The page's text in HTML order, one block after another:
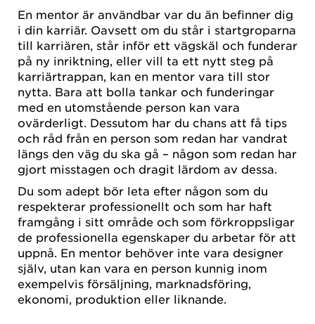
En mentor är användbar var du än befinner dig
i din karriär. Oavsett om du står i startgroparna
till karriären, står inför ett vägskäl och funderar
på ny inriktning, eller vill ta ett nytt steg på
karriärtrappan, kan en mentor vara till stor
nytta. Bara att bolla tankar och funderingar
med en utomstående person kan vara
ovärderligt. Dessutom har du chans att få tips
och råd från en person som redan har vandrat
längs den väg du ska gå – någon som redan har
gjort misstagen och dragit lärdom av dessa.
Du som adept bör leta efter någon som du
respekterar professionellt och som har haft
framgång i sitt område och som förkroppsligar
de professionella egenskaper du arbetar för att
uppnå. En mentor behöver inte vara designer
själv, utan kan vara en person kunnig inom
exempelvis försäljning, marknadsföring,
ekonomi, produktion eller liknande.